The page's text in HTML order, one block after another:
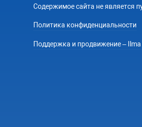
Содержимое сайта не является
Политика конфиденциальности
Поддержка и продвижение – Ilma